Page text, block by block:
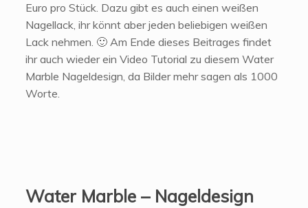
Euro pro Stück. Dazu gibt es auch einen weißen
Nagellack, ihr könnt aber jeden beliebigen weißen
Lack nehmen. 🙂 Am Ende dieses Beitrages findet
ihr auch wieder ein Video Tutorial zu diesem Water
Marble Nageldesign, da Bilder mehr sagen als 1000
Worte.
Water Marble – Nageldesign